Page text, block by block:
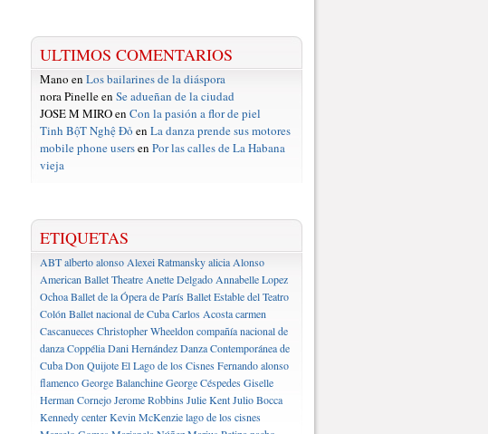
ULTIMOS COMENTARIOS
Mano en Los bailarines de la diáspora
nora Pinelle en Se adueñan de la ciudad
JOSE M MIRO en Con la pasión a flor de piel
Tinh BộT Nghệ Đỏ en La danza prende sus motores
mobile phone usersen Por las calles de La Habana
vieja
ETIQUETAS
ABTalberto alonso Alexei Ratmanskyalicia Alonso
American Ballet Theatre Anette Delgado Annabelle Lopez
OchoaBallet de la Ópera de ParísBallet Estable del Teatro
Colón Ballet nacional de CubaCarlos Acostacarmen
CascanuecesChristopher Wheeldon compañía nacional de
danzaCoppéliaDani HernándezDanza Contemporánea de
CubaDon QuijoteEl Lago de los CisnesFernando alonso
flamencoGeorge BalanchineGeorge CéspedesGiselle
Herman CornejoJerome RobbinsJulie KentJulio Bocca
Kennedy centerKevin McKenzielago de los cisnes